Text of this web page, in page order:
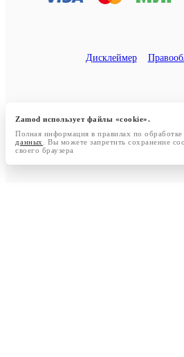
Дисклеймер
Zamod использует файлы «cookie».
Полная информация в правилах по
данных
. Вы можете запретить сохранение
своего браузера